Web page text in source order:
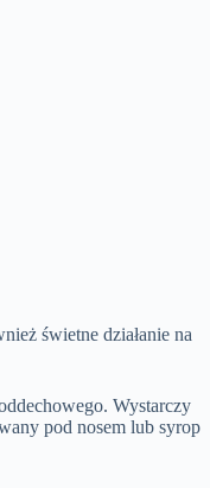
świetne działanie na
Wystarczy
pod nosem lub syrop